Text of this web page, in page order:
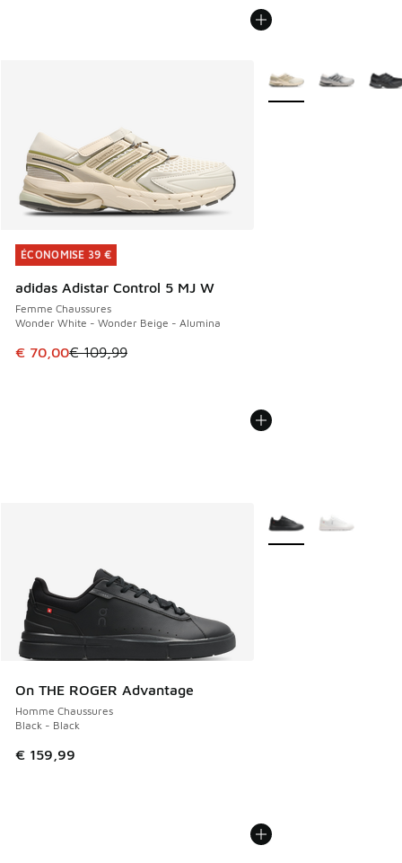
ÉCONOMISE 39 €
adidas Adistar Control 5 MJ W
Femme Chaussures
Wonder White - Wonder Beige - Alumina
Cet article est en promotion. Prix en baisse de € 109,99 à
€ 70,00€ 109,99
ÉCONOMISE 39 €
Plus de couleurs
On THE ROGER Advantage
Homme Chaussures
Black - Black
€ 159,99
Plus de couleurs